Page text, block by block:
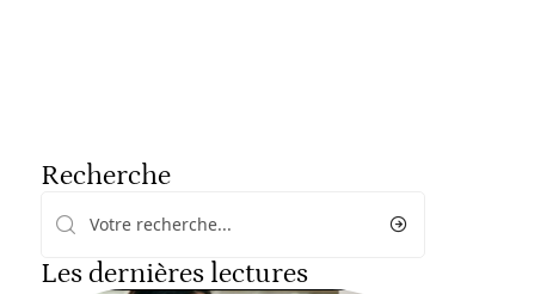
Recherche
Les dernières lectures